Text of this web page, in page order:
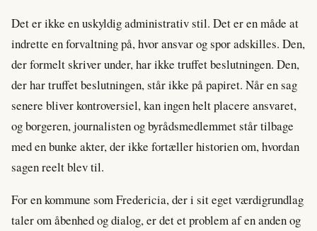
Det er ikke en uskyldig administrativ stil. Det er en måde at
indrette en forvaltning på, hvor ansvar og spor adskilles. Den,
der formelt skriver under, har ikke truffet beslutningen. Den,
der har truffet beslutningen, står ikke på papiret. Når en sag
senere bliver kontroversiel, kan ingen helt placere ansvaret,
og borgeren, journalisten og byrådsmedlemmet står tilbage
med en bunke akter, der ikke fortæller historien om, hvordan
sagen reelt blev til.
For en kommune som Fredericia, der i sit eget værdigrundlag
taler om åbenhed og dialog, er det et problem af en anden og